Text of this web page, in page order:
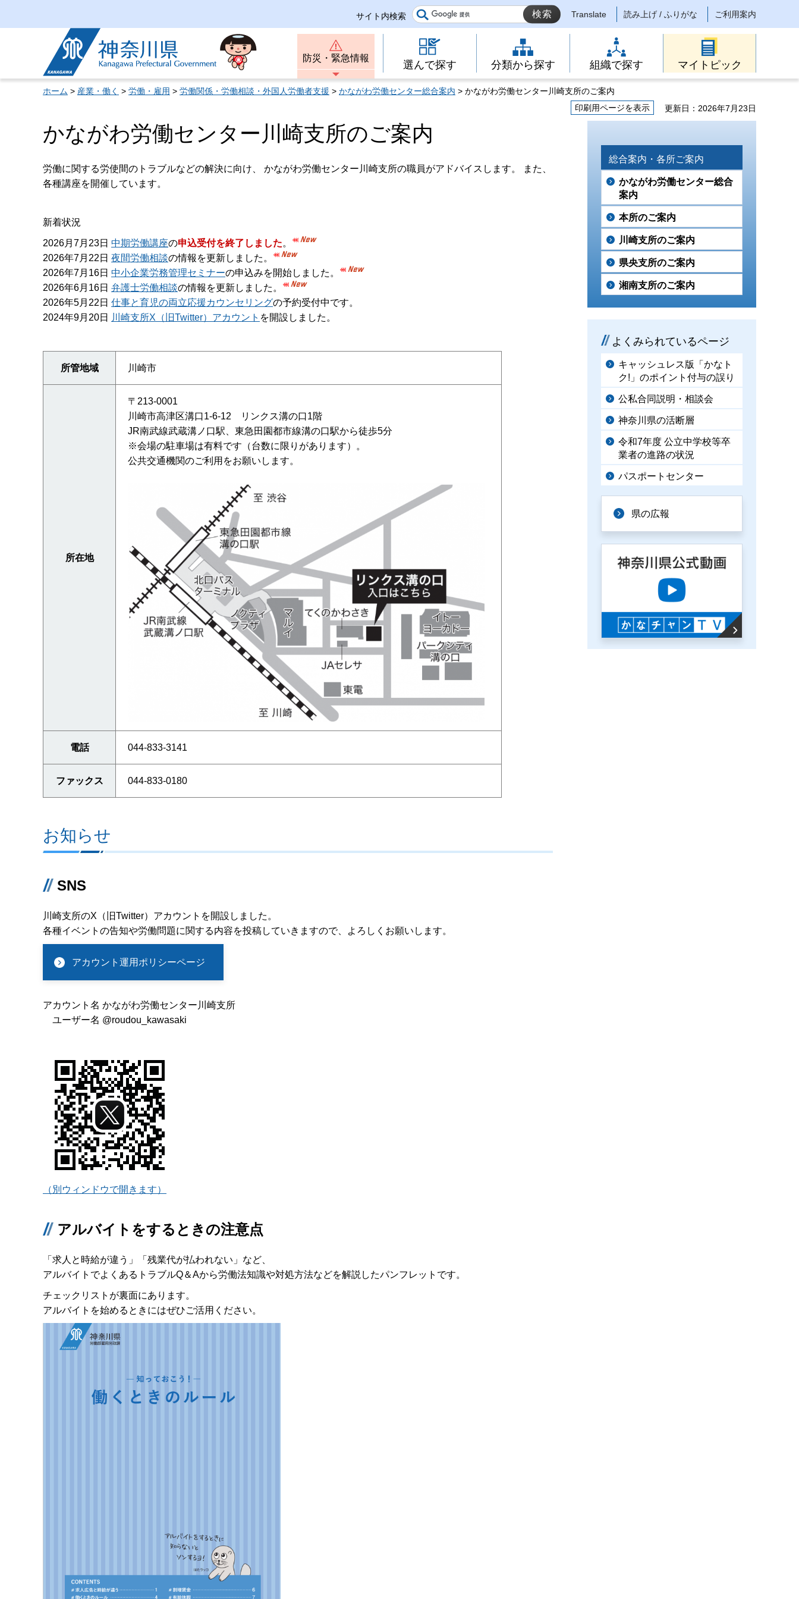
サイト内検索 Translate 読み上げ / ふりがな ご利用案内
神奈川県
防災・緊急情報
選んで探す 分類から探す 組織で探す マイトピック
ホーム > 産業・働く > 労働・雇用 > 労働関係・労働相談・外国人労働者支援 > かながわ労働センター総合案内 > かながわ労働センター川崎支所のご案内
印刷用ページを表示
更新日：2026年7月23日
かながわ労働センター川崎支所のご案内
労働に関する労使間のトラブルなどの解決に向け、 かながわ労働センター川崎支所の職員がアドバイスします。 また、
各種講座を開催しています。
新着状況
2026月7月23日 中期労働講座の申込受付を終了しました。
2026年7月22日 夜間労働相談の情報を更新しました。
2026年7月16日 中小企業労務管理セミナーの申込みを開始しました。
2026年6月16日 弁護士労働相談の情報を更新しました。
2026年5月22日 仕事と育児の両立応援カウンセリングの予約受付中です。
2024年9月20日
川崎支所X（旧Twitter）アカウント を開設しました。
所管地域 川崎市
所在地
〒213-0001
川崎市高津区溝口1-6-12 リンクス溝の口1階
JR南武線武蔵溝ノ口駅、東急田園都市線溝の口駅から徒歩5分
※会場の駐車場は有料です（台数に限りがあります）。
公共交通機関のご利用をお願いします。
電話 044-833-3141
ファックス 044-833-0180
お知らせ
SNS
川崎支所のX（旧Twitter）アカウントを開設しました。
各種イベントの告知や労働問題に関する内容を投稿していきますので、よろしくお願いします。
アカウント運用ポリシーページ
アカウント名 かながわ労働センター川崎支所
ユーザー名 @roudou_kawasaki
（別ウィンドウで開きます）
アルバイトをするときの注意点
「求人と時給が違う」「残業代が払われない」など、
アルバイトでよくあるトラブルQ＆Aから労働法知識や対処方法などを解説したパンフレットです。
チェックリストが裏面にあります。
アルバイトを始めるときにはぜひご活用ください。
総合案内・各所ご案内
かながわ労働センター総合
案内
本所のご案内
川崎支所のご案内
県央支所のご案内
湘南支所のご案内
よくみられているページ
キャッシュレス版「かなト
ク!」のポイント付与の誤り
公私合同説明・相談会
神奈川県の活断層
令和7年度 公立中学校等卒
業者の進路の状況
パスポートセンター
県の広報